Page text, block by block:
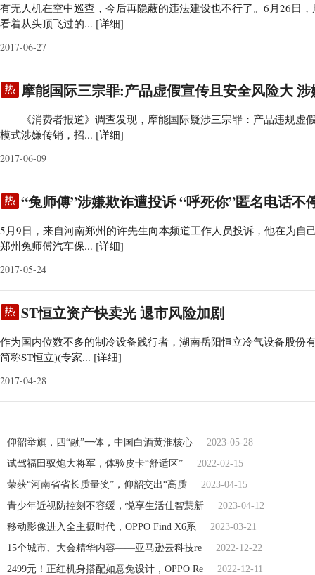
有无人机在空中巡查，今后再隐蔽的违法建设也不行了。6月26日
看着从头顶飞过的... [详细]
2017-06-27
摩能国际三宗罪:产品虚假宣传且安全风险大
《消费者报道》调查发现，摩能国际疑涉三宗罪：产品违规虚
模式涉嫌传销，招... [详细]
2017-06-09
“兔师傅”涉嫌欺诈遭投诉 “呼死你”匿名电话不
5月9日，来自河南郑州的许先生向本频道工作人员投诉，他在为自
郑州兔师傅汽车保... [详细]
2017-05-24
ST恒立资产快卖光 退市风险加剧
作为国内位数不多的制冷设备践行者，湖南岳阳恒立冷气设备股份
简称ST恒立)(专家... [详细]
2017-04-28
仰韶举旗，四“融”一体，中国白酒黄淮核心
2023-05-28
试驾福田驭炮大将军，体验皮卡“舒适区”
2022-02-15
荣获“河南省省长质量奖”，仰韶交出“高质
2023-04-15
青少年近视防控刻不容缓，悦享生活佳智慧新
2023-04-12
移动影像进入全主摄时代，OPPO Find X6系
2023-03-21
15个城市、大会精华内容——亚马逊云科技re
2022-12-22
2499元！正红机身搭配如意兔设计，OPPO Re
2022-12-11